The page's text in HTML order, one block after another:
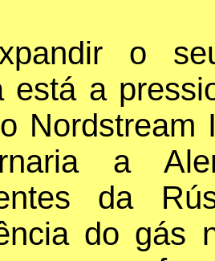
o
está a
a
da
do gás